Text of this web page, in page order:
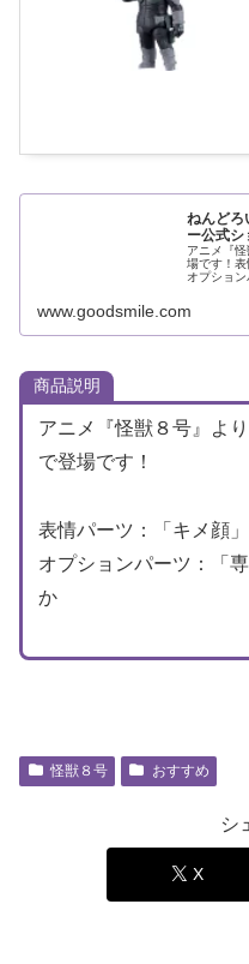
ねんどろ
ー公式シ
アニメ『
場です！表
オプショ
www.goodsmile.com
商品説明
アニメ『怪獣８号』よ
で登場です！
表情パーツ：「キメ顔
オプションパーツ：「
か
怪獣８号 おすすめ
シ
X